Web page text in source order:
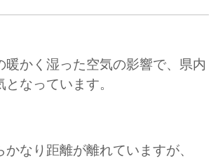
暖かく湿った空気の影響で、県内
なっています。
なり距離が離れていますが、